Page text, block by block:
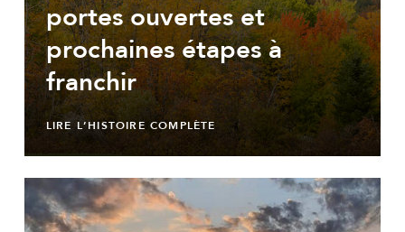
portes ouvertes et
prochaines étapes à
franchir
LIRE L’HISTOIRE COMPLÈTE